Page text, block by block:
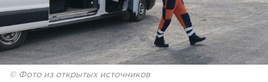
© Фото из открытых источников